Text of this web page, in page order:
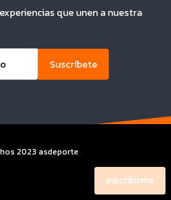
Inscribirme
que unen a nuestra
Suscríbete
2023 asdeporte
y Aviso de privacidad